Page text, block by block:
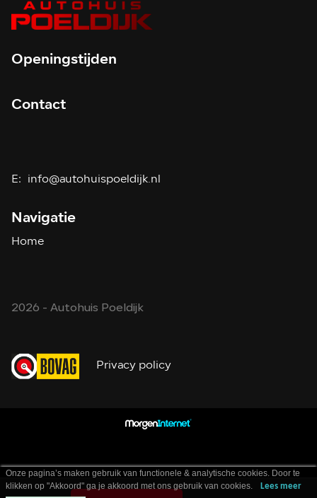
Openingstijden
Contact
E: info@autohuispoeldijk.nl
Navigatie
Home
2026 - Autohuis Poeldijk
Privacy policy
Onze pagina’s maken gebruik van functionele & analytische cookies. Door te
klikken op "Akkoord" ga je akkoord met ons gebruik van cookies.
Lees meer